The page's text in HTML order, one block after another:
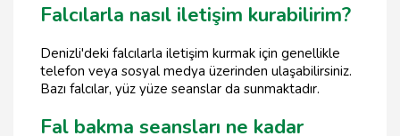
Falcılarla nasıl iletişim kurabilirim?
Denizli'deki falcılarla iletişim kurmak için genellikle
telefon veya sosyal medya üzerinden ulaşabilirsiniz.
Bazı falcılar, yüz yüze seanslar da sunmaktadır.
Fal bakma seansları ne kadar